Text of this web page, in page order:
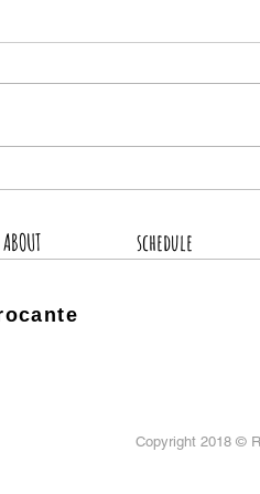
ABOUT schedule
Copyright 2018 ©